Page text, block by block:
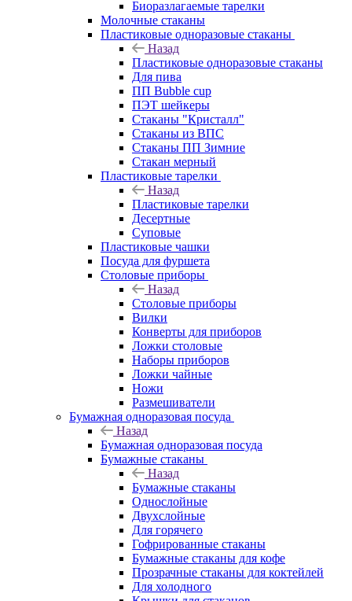
Биоразлагаемые тарелки
Молочные стаканы
Пластиковые одноразовые стаканы
Назад
Пластиковые одноразовые стаканы
Для пива
ПП Bubble cup
ПЭТ шейкеры
Стаканы "Кристалл"
Стаканы из ВПС
Стаканы ПП Зимние
Стакан мерный
Пластиковые тарелки
Назад
Пластиковые тарелки
Десертные
Суповые
Пластиковые чашки
Посуда для фуршета
Столовые приборы
Назад
Столовые приборы
Вилки
Конверты для приборов
Ложки столовые
Наборы приборов
Ложки чайные
Ножи
Размешиватели
Бумажная одноразовая посуда
Назад
Бумажная одноразовая посуда
Бумажные стаканы
Назад
Бумажные стаканы
Однослойные
Двухслойные
Для горячего
Гофрированные стаканы
Бумажные стаканы для кофе
Прозрачные стаканы для коктейлей
Для холодного